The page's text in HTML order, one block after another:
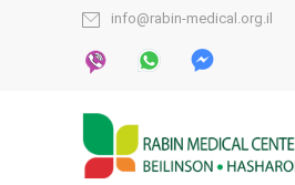
info@rabin-medical.org.il